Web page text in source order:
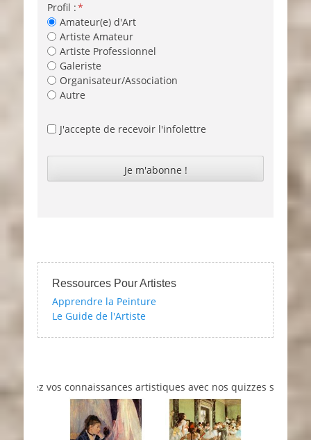
Profil :
Amateur(e) d'Art
Artiste Amateur
Artiste Professionnel
Galeriste
Organisateur/Association
Autre
J'accepte de recevoir l'infolettre
Ressources Pour Artistes
Apprendre la Peinture
Le Guide de l'Artiste
vos connaissances artistiques avec nos quizzes sur